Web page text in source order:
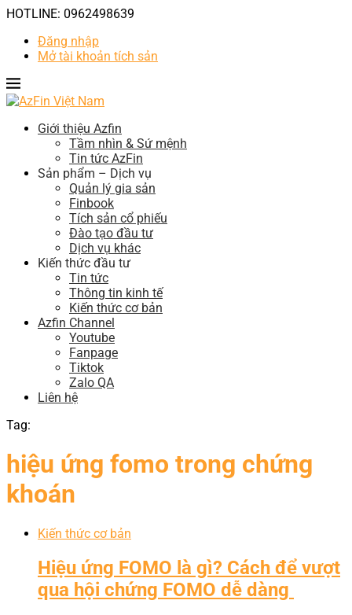
HOTLINE: 0962498639
Đăng nhập
Mở tài khoản tích sản
Giới thiệu Azfin
Tầm nhìn & Sứ mệnh
Tin tức AzFin
Sản phẩm – Dịch vụ
Quản lý gia sản
Finbook
Tích sản cổ phiếu
Đào tạo đầu tư
Dịch vụ khác
Kiến thức đầu tư
Tin tức
Thông tin kinh tế
Kiến thức cơ bản
Azfin Channel
Youtube
Fanpage
Tiktok
Zalo QA
Liên hệ
Tag:
hiệu ứng fomo trong chứng
khoán
Kiến thức cơ bản
Hiệu ứng FOMO là gì? Cách để vượt
qua hội chứng FOMO dễ dàng